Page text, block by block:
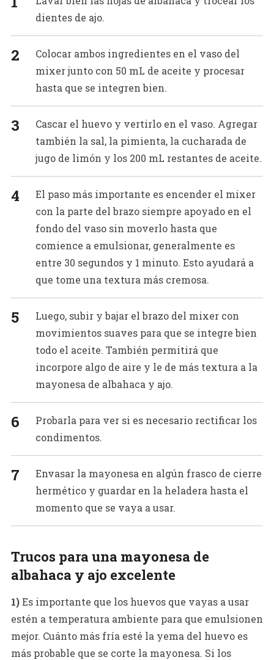
dientes de ajo.
Colocar ambos ingredientes en el vaso del
mixer junto con 50 mL de aceite y procesar
hasta que se integren bien.
Cascar el huevo y vertirlo en el vaso. Agregar
también la sal, la pimienta, la cucharada de
jugo de limón y los 200 mL restantes de aceite.
El paso más importante es encender el mixer
con la parte del brazo siempre apoyado en el
fondo del vaso sin moverlo hasta que
comience a emulsionar, generalmente es
entre 30 segundos y 1 minuto. Esto ayudará a
que tome una textura más cremosa.
Luego, subir y bajar el brazo del mixer con
movimientos suaves para que se integre bien
todo el aceite. También permitirá que
incorpore algo de aire y le de más textura a la
mayonesa de albahaca y ajo.
Probarla para ver si es necesario rectificar los
condimentos.
Envasar la mayonesa en algún frasco de cierre
hermético y guardar en la heladera hasta el
momento que se vaya a usar.
Trucos para una mayonesa de
albahaca y ajo excelente
1)Es importante que los huevos que vayas a usar
estén a temperatura ambiente para que emulsionen
mejor. Cuánto más fría esté la yema del huevo es
más probable que se corte la mayonesa. Si los